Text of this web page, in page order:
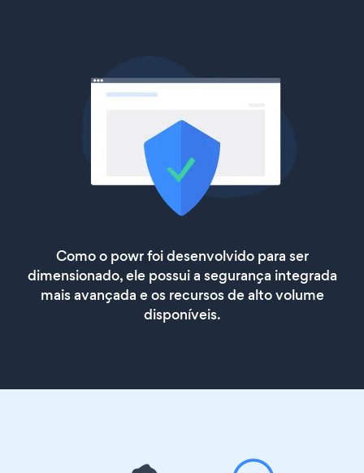
Como o powr foi desenvolvido para ser
dimensionado, ele possui a segurança integrada
mais avançada e os recursos de alto volume
disponíveis.